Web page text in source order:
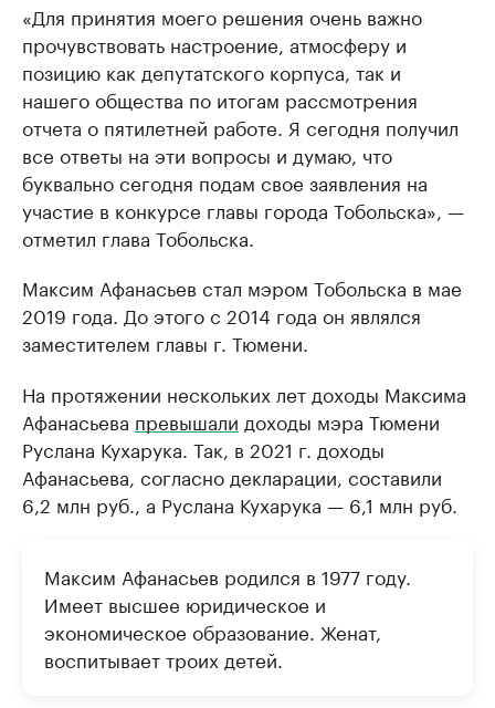
«Для принятия моего решения очень важно
прочувствовать настроение, атмосферу и
позицию как депутатского корпуса, так и
нашего общества по итогам рассмотрения
отчета о пятилетней работе. Я сегодня получил
все ответы на эти вопросы и думаю, что
буквально сегодня подам свое заявления на
участие в конкурсе главы города Тобольска», —
отметил глава Тобольска.
Максим Афанасьев стал мэром Тобольска в мае
2019 года. До этого с 2014 года он являлся
заместителем главы г. Тюмени.
На протяжении нескольких лет доходы Максима
Афанасьева превышали доходы мэра Тюмени
Руслана Кухарука. Так, в 2021 г. доходы
Афанасьева, согласно декларации, составили
6,2 млн руб., а Руслана Кухарука — 6,1 млн руб.
Максим Афанасьев родился в 1977 году.
Имеет высшее юридическое и
экономическое образование. Женат,
воспитывает троих детей.